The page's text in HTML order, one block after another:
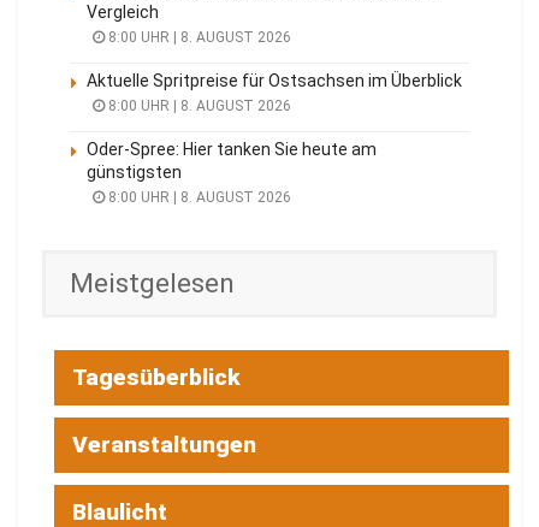
Vergleich
8:00 UHR | 8. AUGUST 2026
Aktuelle Spritpreise für Ostsachsen im Überblick
8:00 UHR | 8. AUGUST 2026
Oder-Spree: Hier tanken Sie heute am
günstigsten
8:00 UHR | 8. AUGUST 2026
Meistgelesen
Tagesüberblick
Veranstaltungen
Blaulicht